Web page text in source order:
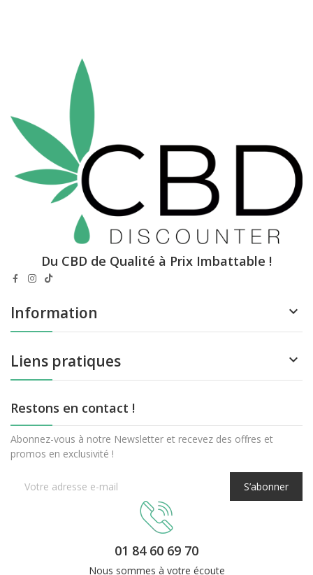
Du CBD de Qualité à Prix Imbattable !
Information 
Liens pratiques 
Restons en contact !
Abonnez-vous à notre Newsletter et recevez des offres et
promos en exclusivité !
S’abonner
01 84 60 69 70
Nous sommes à votre écoute